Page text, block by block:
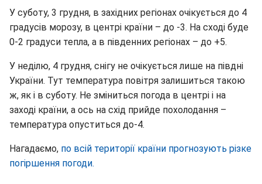
У суботу, 3 грудня, в західних регіонах очікується до 4
градусів морозу, в центрі країни – до -3. На сході буде
0-2 градуси тепла, а в південних регіонах – до +5.
У неділю, 4 грудня, снігу не очікується лише на півдні
України. Тут температура повітря залишиться такою
ж, як і в суботу. Не зміниться погода в центрі і на
заході країни, а ось на схід прийде похолодання –
температура опуститься до-4.
Нагадаємо, по всій території країни прогнозують різке
погіршення погоди.